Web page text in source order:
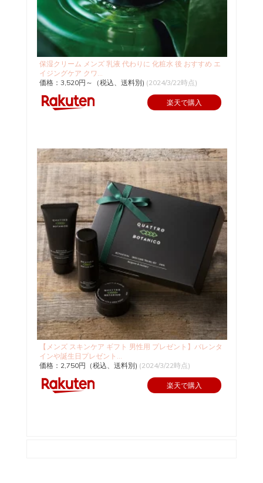
保湿クリーム メンズ 乳液 代わりに 化粧水 後 おすすめ エ
イジングケア クワ...
価格：3,520円～（税込、送料別) (2024/3/22時点)
楽天で購入
【メンズ スキンケア ギフト 男性用 プレゼント】バレンタ
インや誕生日プレゼント...
価格：2,750円（税込、送料別) (2024/3/22時点)
楽天で購入